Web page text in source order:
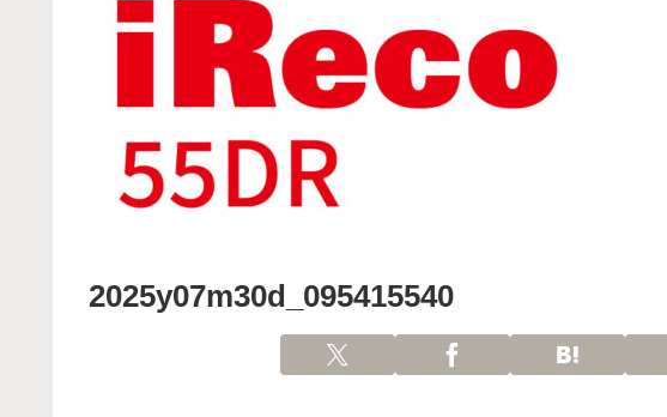
2025y07m30d_095415540